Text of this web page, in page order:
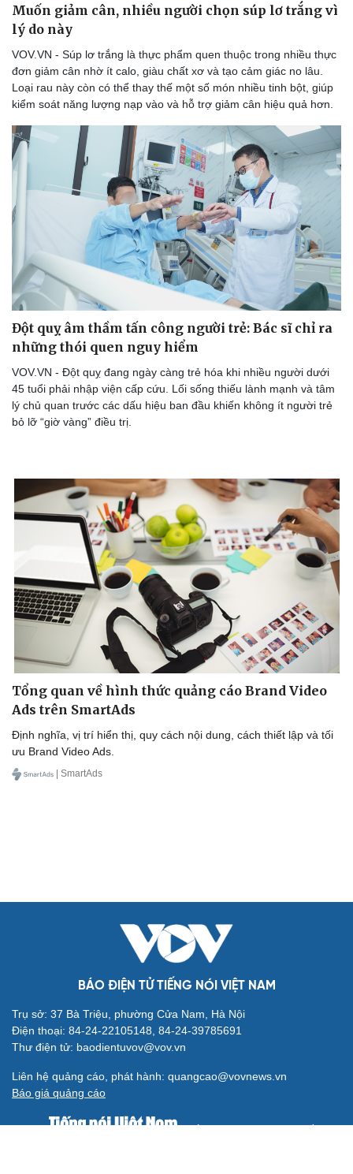
Hạt giống tâm hồn
Muốn giảm cân, nhiều người chọn súp lơ trắng vì
lý do này
VOV.VN - Súp lơ trắng là thực phẩm quen thuộc trong nhiều thực
đơn giảm cân nhờ ít calo, giàu chất xơ và tạo cảm giác no lâu.
Loại rau này còn có thể thay thế một số món nhiều tinh bột, giúp
kiểm soát năng lượng nạp vào và hỗ trợ giảm cân hiệu quả hơn.
Đột quỵ âm thầm tấn công người trẻ: Bác sĩ chỉ ra
những thói quen nguy hiểm
VOV.VN - Đột quỵ đang ngày càng trẻ hóa khi nhiều người dưới
45 tuổi phải nhập viện cấp cứu. Lối sống thiếu lành mạnh và tâm
lý chủ quan trước các dấu hiệu ban đầu khiến không ít người trẻ
bỏ lỡ “giờ vàng” điều trị.
Tổng quan về hình thức quảng cáo Brand Video
Ads trên SmartAds
Định nghĩa, vị trí hiển thị, quy cách nội dung, cách thiết lập và tối
ưu Brand Video Ads.
| SmartAds
BÁO ĐIỆN TỬ TIẾNG NÓI VIỆT NAM
Trụ sở: 37 Bà Triệu, phường Cửa Nam, Hà Nội
Điện thoại: 84-24-22105148, 84-24-39785691
Thư điện tử: baodientuvov@vov.vn
Liên hệ quảng cáo, phát hành: quangcao@vovnews.vn
Báo giá quảng cáo
Báo in xuất bản thứ Năm hàng tuần